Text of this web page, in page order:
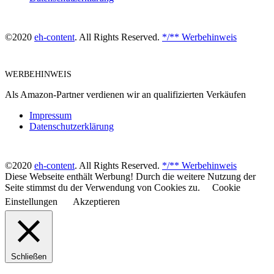
©2020 eh-content. All Rights Reserved. */** Werbehinweis
WERBEHINWEIS
Als Amazon-Partner verdienen wir an qualifizierten Verkäufen
Impressum
Datenschutzerklärung
©2020 eh-content. All Rights Reserved. */** Werbehinweis
Diese Webseite enthält Werbung! Durch die weitere Nutzung der
Seite stimmst du der Verwendung von Cookies zu.
Cookie
Einstellungen
Akzeptieren
Schließen